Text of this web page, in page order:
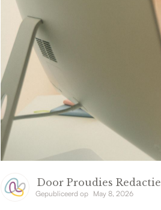
Door Proudies Redactie
Gepubliceerd op May 8, 2026